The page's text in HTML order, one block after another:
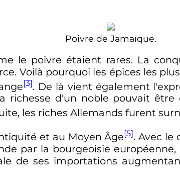
Poivre de Jamaïque.
le poivre étaient rares. La
Voilà pourquoi les épices les
[3]. De là vient également
richesse d'un noble pouvait
les riches Allemands furent
et au Moyen Âge[5]. Avec le
par la bourgeoisie
de ses importations